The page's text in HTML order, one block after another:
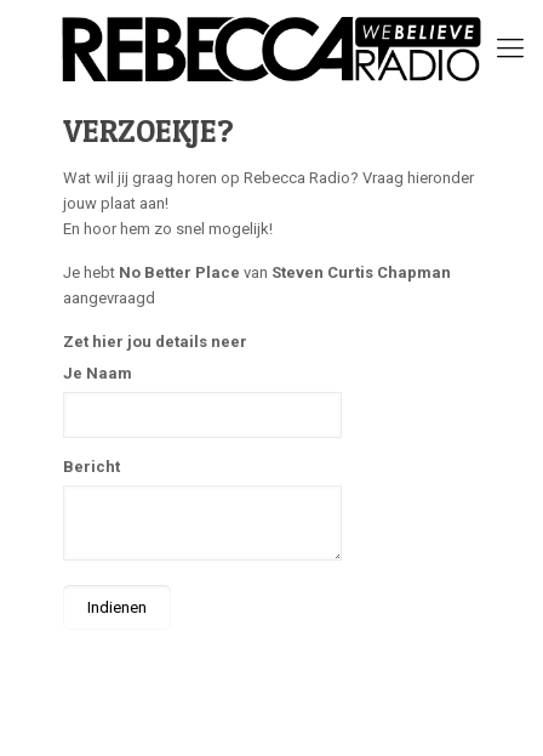
VERZOEKJE?
Wat wil jij graag horen op Rebecca Radio? Vraag hieronder
jouw plaat aan!
En hoor hem zo snel mogelijk!
Je hebt No Better Place van Steven Curtis Chapman
aangevraagd
Zet hier jou details neer
Je Naam
Bericht